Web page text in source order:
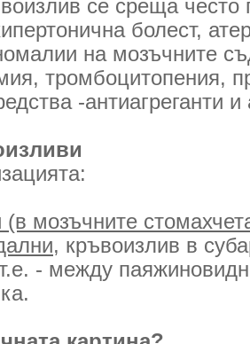
се среща често
болест,
на мозъчните
тромбоцитопения,
-антиагреганти и
(в мозъчните
, кръвоизлив в
- между